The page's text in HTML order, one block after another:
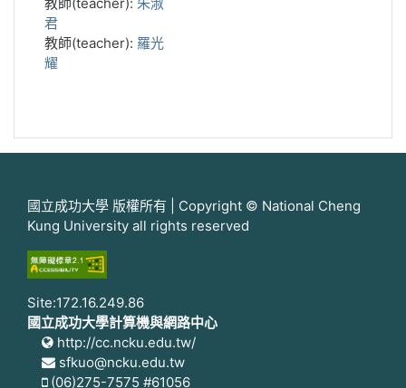
君
教師(teacher): 羅光
耀
國立成功大學 版權所有 | Copyright © National Cheng
Kung University all rights reserved
Site:172.16.249.86
國立成功大學計算機與網路中心
http://cc.ncku.edu.tw/
sfkuo@ncku.edu.tw
(06)275-7575 #61056